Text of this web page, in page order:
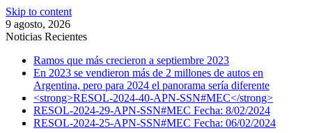
Skip to content
9 agosto, 2026
Noticias Recientes
Ramos que más crecieron a septiembre 2023
En 2023 se vendieron más de 2 millones de autos en
Argentina, pero para 2024 el panorama sería diferente
<strong>RESOL-2024-40-APN-SSN#MEC</strong>
RESOL-2024-29-APN-SSN#MEC Fecha: 8/02/2024
RESOL-2024-25-APN-SSN#MEC Fecha: 06/02/2024